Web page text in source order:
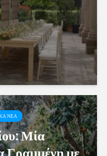
ΝΕΑ
Μία
Γραμμένη με